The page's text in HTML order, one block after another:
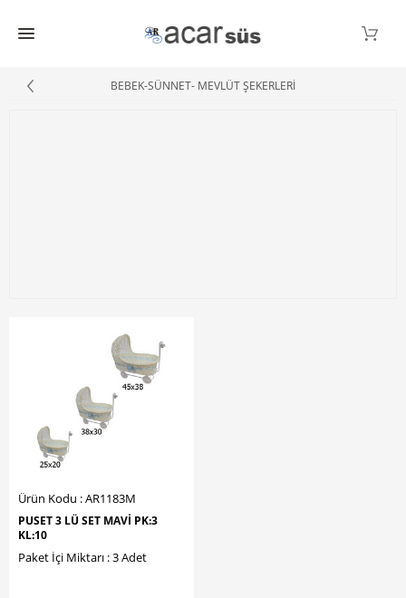
BEBEK-SÜNNET- MEVLÜT ŞEKERLERİ
Ürün Kodu : AR1183M
PUSET 3 LÜ SET MAVİ PK:3
KL:10
Paket İçi Miktarı : 3 Adet